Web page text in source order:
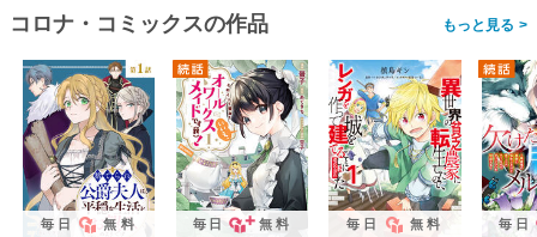
コロナ・コミックスの作品 >
毎日 無料 毎日 無料 毎日 無料 毎日